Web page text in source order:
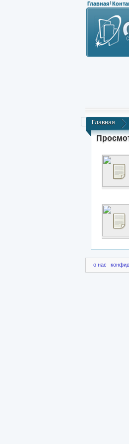
Главная |
Главная
о нас